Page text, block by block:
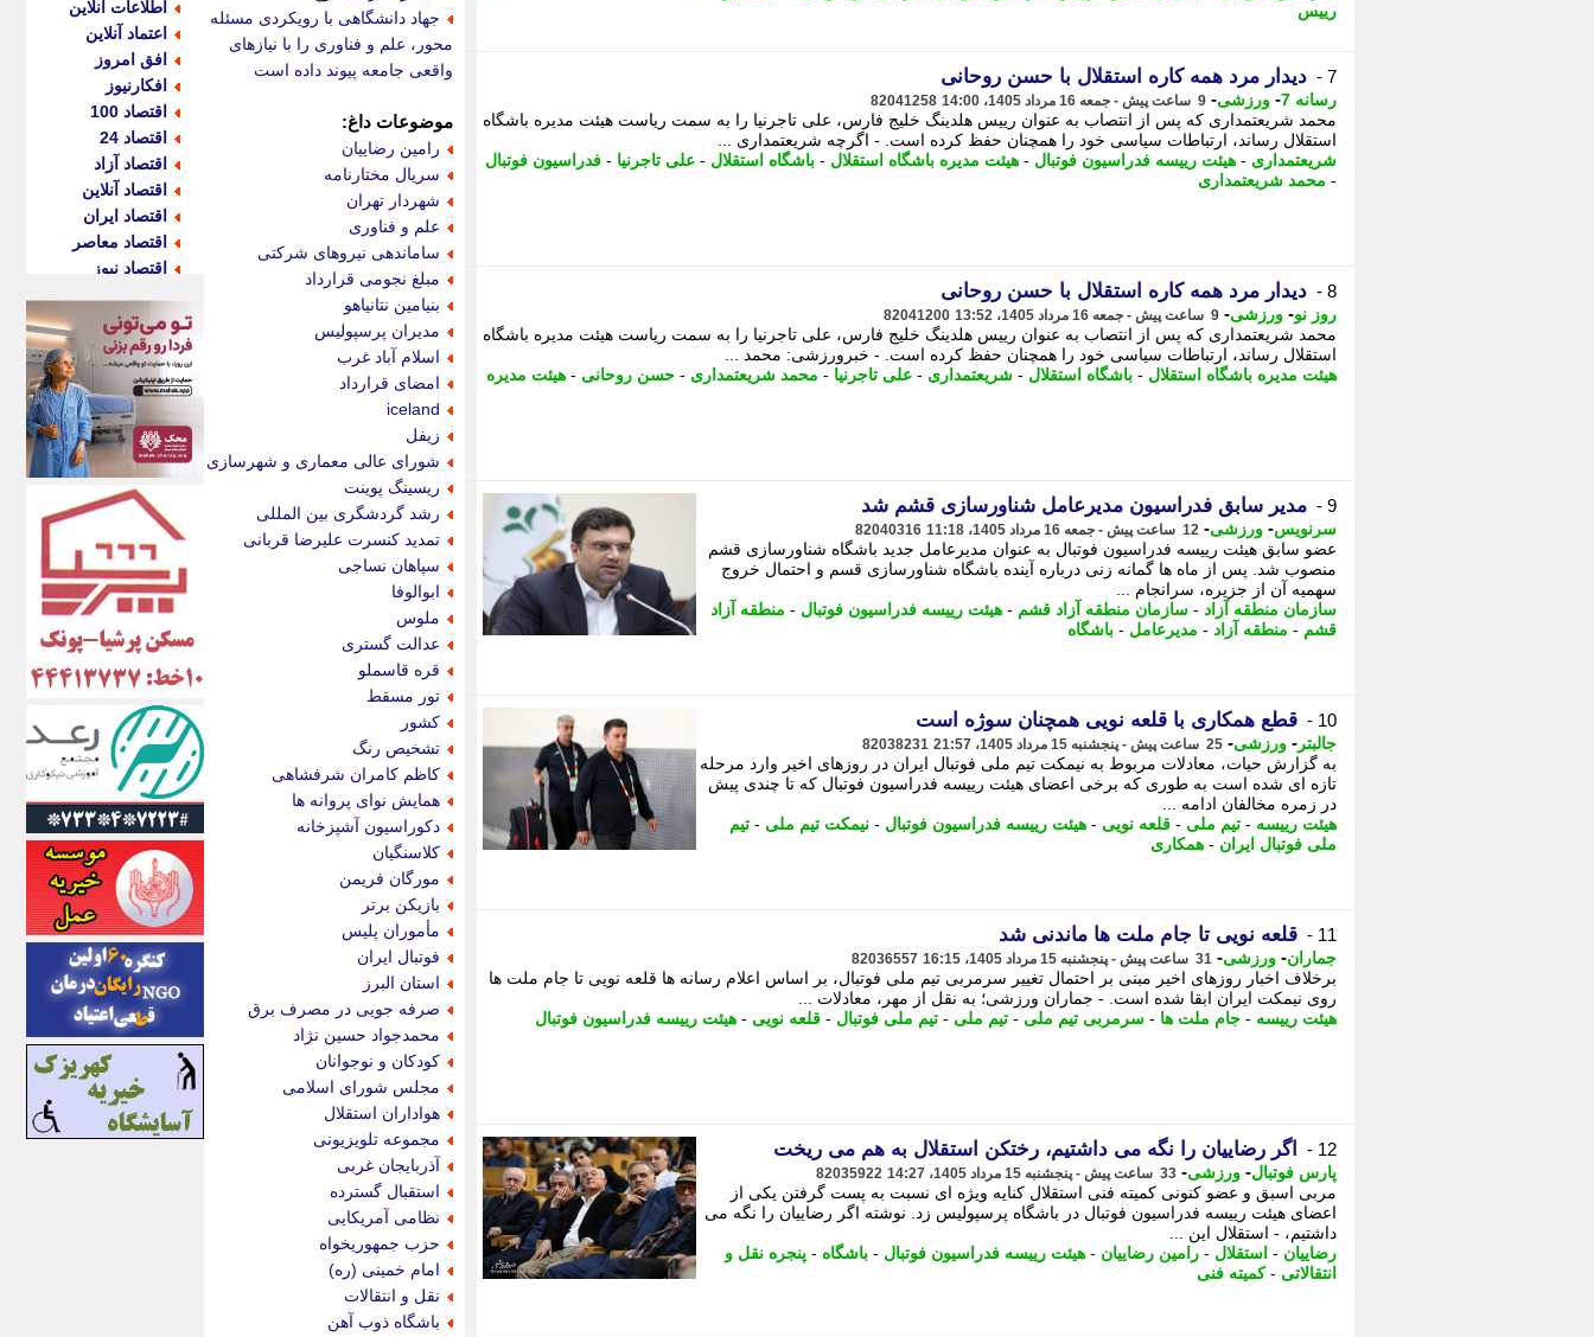
رییس
7 - دیدار مرد همه کاره استقلال با حسن روحانی
رسانه 7 - ورزشی- 9 ساعت پیش - جمعه 16 مرداد 1405، 14:00 82041258
محمد شریعتمداری که پس از انتصاب به عنوان رییس هلدینگ خلیج فارس، علی تاجرنیا را به سمت ریاست هیئت مدیره باشگاه
استقلال رساند، ارتباطات سیاسی خود را همچنان حفظ کرده است. - اگرچه شریعتمداری ...
شریعتمداری - هیئت رییسه فدراسیون فوتبال - هیئت مدیره باشگاه استقلال - باشگاه استقلال - علی تاجرنیا - فدراسیون فوتبال
- محمد شریعتمداری
8 - دیدار مرد همه کاره استقلال با حسن روحانی
روز نو- ورزشی- 9 ساعت پیش - جمعه 16 مرداد 1405، 13:52 82041200
محمد شریعتمداری که پس از انتصاب به عنوان رییس هلدینگ خلیج فارس، علی تاجرنیا را به سمت ریاست هیئت مدیره باشگاه
استقلال رساند، ارتباطات سیاسی خود را همچنان حفظ کرده است. - خبرورزشی: محمد ...
هیئت مدیره باشگاه استقلال - باشگاه استقلال - شریعتمداری - علی تاجرنیا - محمد شریعتمداری - حسن روحانی - هیئت مدیره
9 - مدیر سابق فدراسیون مدیرعامل شناورسازی قشم شد
سرنویس- ورزشی- 12 ساعت پیش - جمعه 16 مرداد 1405، 11:18 82040316
عضو سابق هیئت رییسه فدراسیون فوتبال به عنوان مدیرعامل جدید باشگاه شناورسازی قشم
منصوب شد. پس از ماه ها گمانه زنی درباره آینده باشگاه شناورسازی قسم و احتمال خروج
سهمیه آن از جزیره، سرانجام ...
سازمان منطقه آزاد - سازمان منطقه آزاد قشم - هیئت رییسه فدراسیون فوتبال - منطقه آزاد
قشم - منطقه آزاد - مدیرعامل - باشگاه
10 - قطع همکاری با قلعه نویی همچنان سوژه است
جالبتر - ورزشی- 25 ساعت پیش - پنجشنبه 15 مرداد 1405، 21:57 82038231
به گزارش حیات، معادلات مربوط به نیمکت تیم ملی فوتبال ایران در روزهای اخیر وارد مرحله
تازه ای شده است به طوری که برخی اعضای هیئت رییسه فدراسیون فوتبال که تا چندی پیش
در زمره مخالفان ادامه ...
هیئت رییسه - تیم ملی - قلعه نویی - هیئت رییسه فدراسیون فوتبال - نیمکت تیم ملی - تیم
ملی فوتبال ایران - همکاری
11 - قلعه نویی تا جام ملت ها ماندنی شد
جماران- ورزشی- 31 ساعت پیش - پنجشنبه 15 مرداد 1405، 16:15 82036557
برخلاف اخبار روزهای اخیر مبنی بر احتمال تغییر سرمربی تیم ملی فوتبال، بر اساس اعلام رسانه ها قلعه نویی تا جام ملت ها
روی نیمکت ایران ابقا شده است. - جماران ورزشی؛ به نقل از مهر، معادلات ...
هیئت رییسه - جام ملت ها - سرمربی تیم ملی - تیم ملی - تیم ملی فوتبال - قلعه نویی - هیئت رییسه فدراسیون فوتبال
12 - اگر رضاییان را نگه می داشتیم، رختکن استقلال به هم می ریخت
پارس فوتبال- ورزشی- 33 ساعت پیش - پنجشنبه 15 مرداد 1405، 14:27 82035922
مربی اسبق و عضو کنونی کمیته فنی استقلال کنایه ویژه ای نسبت به پست گرفتن یکی از
اعضای هیئت رییسه فدراسیون فوتبال در باشگاه پرسپولیس زد. نوشته اگر رضاییان را نگه می
داشتیم، - استقلال این ...
رضاییان - استقلال - رامین رضاییان - هیئت رییسه فدراسیون فوتبال - باشگاه - پنجره نقل و
انتقالاتی -کمیته فنی
جهاد دانشگاهی با رویکردی مسئله
محور، علم و فناوری را با نیازهای
واقعی جامعه پیوند داده است
موضوعات داغ:
رامین رضاییان
سریال مختارنامه
شهردار تهران
علم و فناوری
ساماندهی نیروهای شرکتی
مبلغ نجومی قرارداد
بنیامین نتانیاهو
مدیران پرسپولیس
اسلام آباد غرب
امضای قرارداد
iceland
زیفل
شورای عالی معماری و شهرسازی
ریسینگ پوینت
رشد گردشگری بین المللی
تمدید کنسرت علیرضا قربانی
سپاهان نساجی
ابوالوفا
ملوس
عدالت گستری
قره قاسملو
تور مسقط
کشور
تشخیص رنگ
کاظم کامران شرفشاهی
همایش نوای پروانه ها
دکوراسیون آشپزخانه
کلاسنگیان
مورگان فریمن
بازیکن برتر
مأموران پلیس
فوتبال ایران
استان البرز
صرفه جویی در مصرف برق
محمدجواد حسین نژاد
کودکان و نوجوانان
مجلس شورای اسلامی
هواداران استقلال
مجموعه تلویزیونی
آذربایجان غربی
استقبال گسترده
نظامی آمریکایی
حزب جمهوریخواه
امام خمینی (ره)
نقل و انتقالات
باشگاه ذوب آهن
اطلاعات آنلاین
اعتماد آنلاین
افق امروز
افکارنیوز
اقتصاد 100
اقتصاد 24
اقتصاد آزاد
اقتصاد آنلاین
اقتصاد ایران
اقتصاد معاصر
اقتصاد نیوز
اکوفارس
اکونگار
اکونیوز
الف
انتشار آنلاین
اندیشه قرن
اندیشه معاصر
اندیشه ها
انرژی پرس
ای استخدام
ایتنا
ایراف
ایران آرت
ایران آنلاین
ایران زندگی
ایران فوری
ایرانی روز
ایرانیتال
ایرنا
ایسکانیوز
ایسنا
ایکنا
ایلنا
اینتیتر
ایونا نیوز
بازتاب آنلاین
باشگاه خبرنگاران
باغستان نیوز
بامبوک
ببین و بخون
بدینسان
بنکر